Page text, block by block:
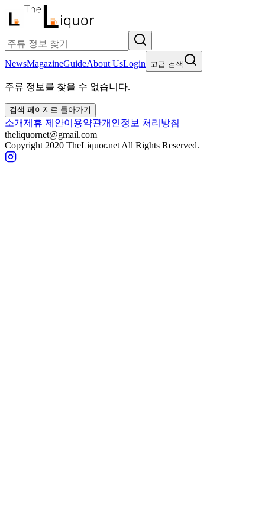
NewsMagazineGuideAbout UsLogin 고급 검색
주류 정보를 찾을 수 없습니다.
검색 페이지로 돌아가기
소개제휴 제안이용약관개인정보 처리방침
theliquornet@gmail.com
Copyright 2020 TheLiquor.net All Rights Reserved.